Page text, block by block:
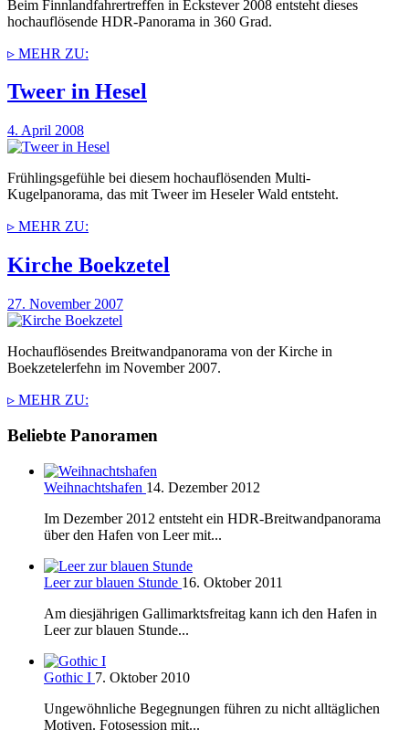
Beim Finnlandfahrertreffen in Eckstever 2008 entsteht dieses
hochauflösende HDR-Panorama in 360 Grad.
▹ MEHR ZU:
Tweеr in Hesel
4. April 2008
Frühlingsgefühle bei diesem hochauflösenden Multi-
Kugelpanorama, das mit Tweеr im Heseler Wald entsteht.
▹ MEHR ZU:
Kirche Boekzetel
27. November 2007
Hochauflösendes Breitwandpanorama von der Kirche in
Boekzetelerfehn im November 2007.
▹ MEHR ZU:
Beliebte Panoramen
Weihnachtshafen 14. Dezember 2012
Im Dezember 2012 entsteht ein HDR-Breitwandpanorama
über den Hafen von Leer mit...
Leer zur blauen Stunde 16. Oktober 2011
Am diesjährigen Gallimarktsfreitag kann ich den Hafen in
Leer zur blauen Stunde...
Gothic I 7. Oktober 2010
Ungewöhnliche Begegnungen führen zu nicht alltäglichen
Motiven. Fotosession mit...